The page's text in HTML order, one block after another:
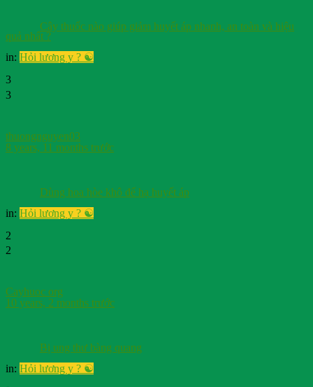
Cây thuốc nào giúp giảm huyết áp nhanh, an toàn và hiệu
quả nhất ?
in: Hỏi lương y ? ☯️
3
3
thuongnguyen03
8 years, 11 months trước
Dùng hoa hòe khô để hạ huyết áp
in: Hỏi lương y ? ☯️
2
2
Cayhuoc org
10 years, 2 months trước
Bị ung thư bàng quang
in: Hỏi lương y ? ☯️